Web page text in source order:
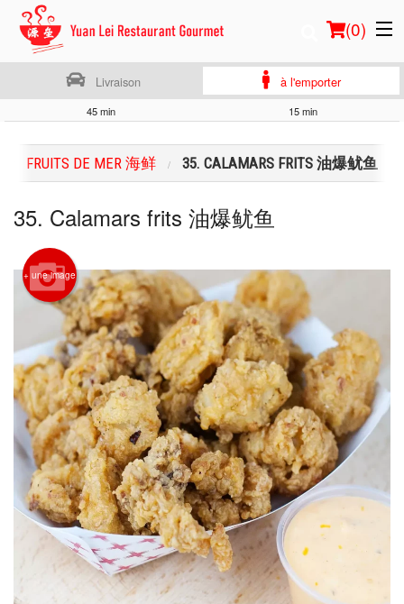
(0)
Emplacement
Français
Connection
Inscription
Panier (0)
Rechercher
Livraison à l'emporter
45 min 15 min
FRUITS DE MER 海鲜 35. CALAMARS FRITS 油爆鱿鱼
35. Calamars frits 油爆鱿鱼
+ une image